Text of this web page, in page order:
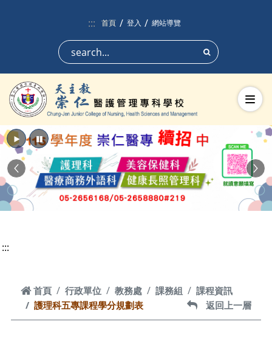
:::
首頁 登入 網站導覽
搜尋
切換
Previous
播放 暫停
:::
首頁
首頁 行政單位 教務處 課務組
課程資訊
護理科五專課程學分規劃表
返回上一層
返回上一層